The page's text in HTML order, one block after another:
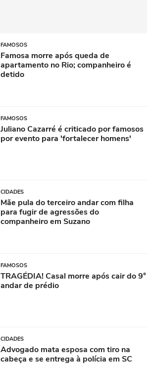
FAMOSOS
Famosa morre após queda de
apartamento no Rio; companheiro é
detido
FAMOSOS
Juliano Cazarré é criticado por famosos
por evento para 'fortalecer homens'
CIDADES
Mãe pula do terceiro andar com filha
para fugir de agressões do
companheiro em Suzano
FAMOSOS
TRAGÉDIA! Casal morre após cair do 9°
andar de prédio
CIDADES
Advogado mata esposa com tiro na
cabeça e se entrega à polícia em SC